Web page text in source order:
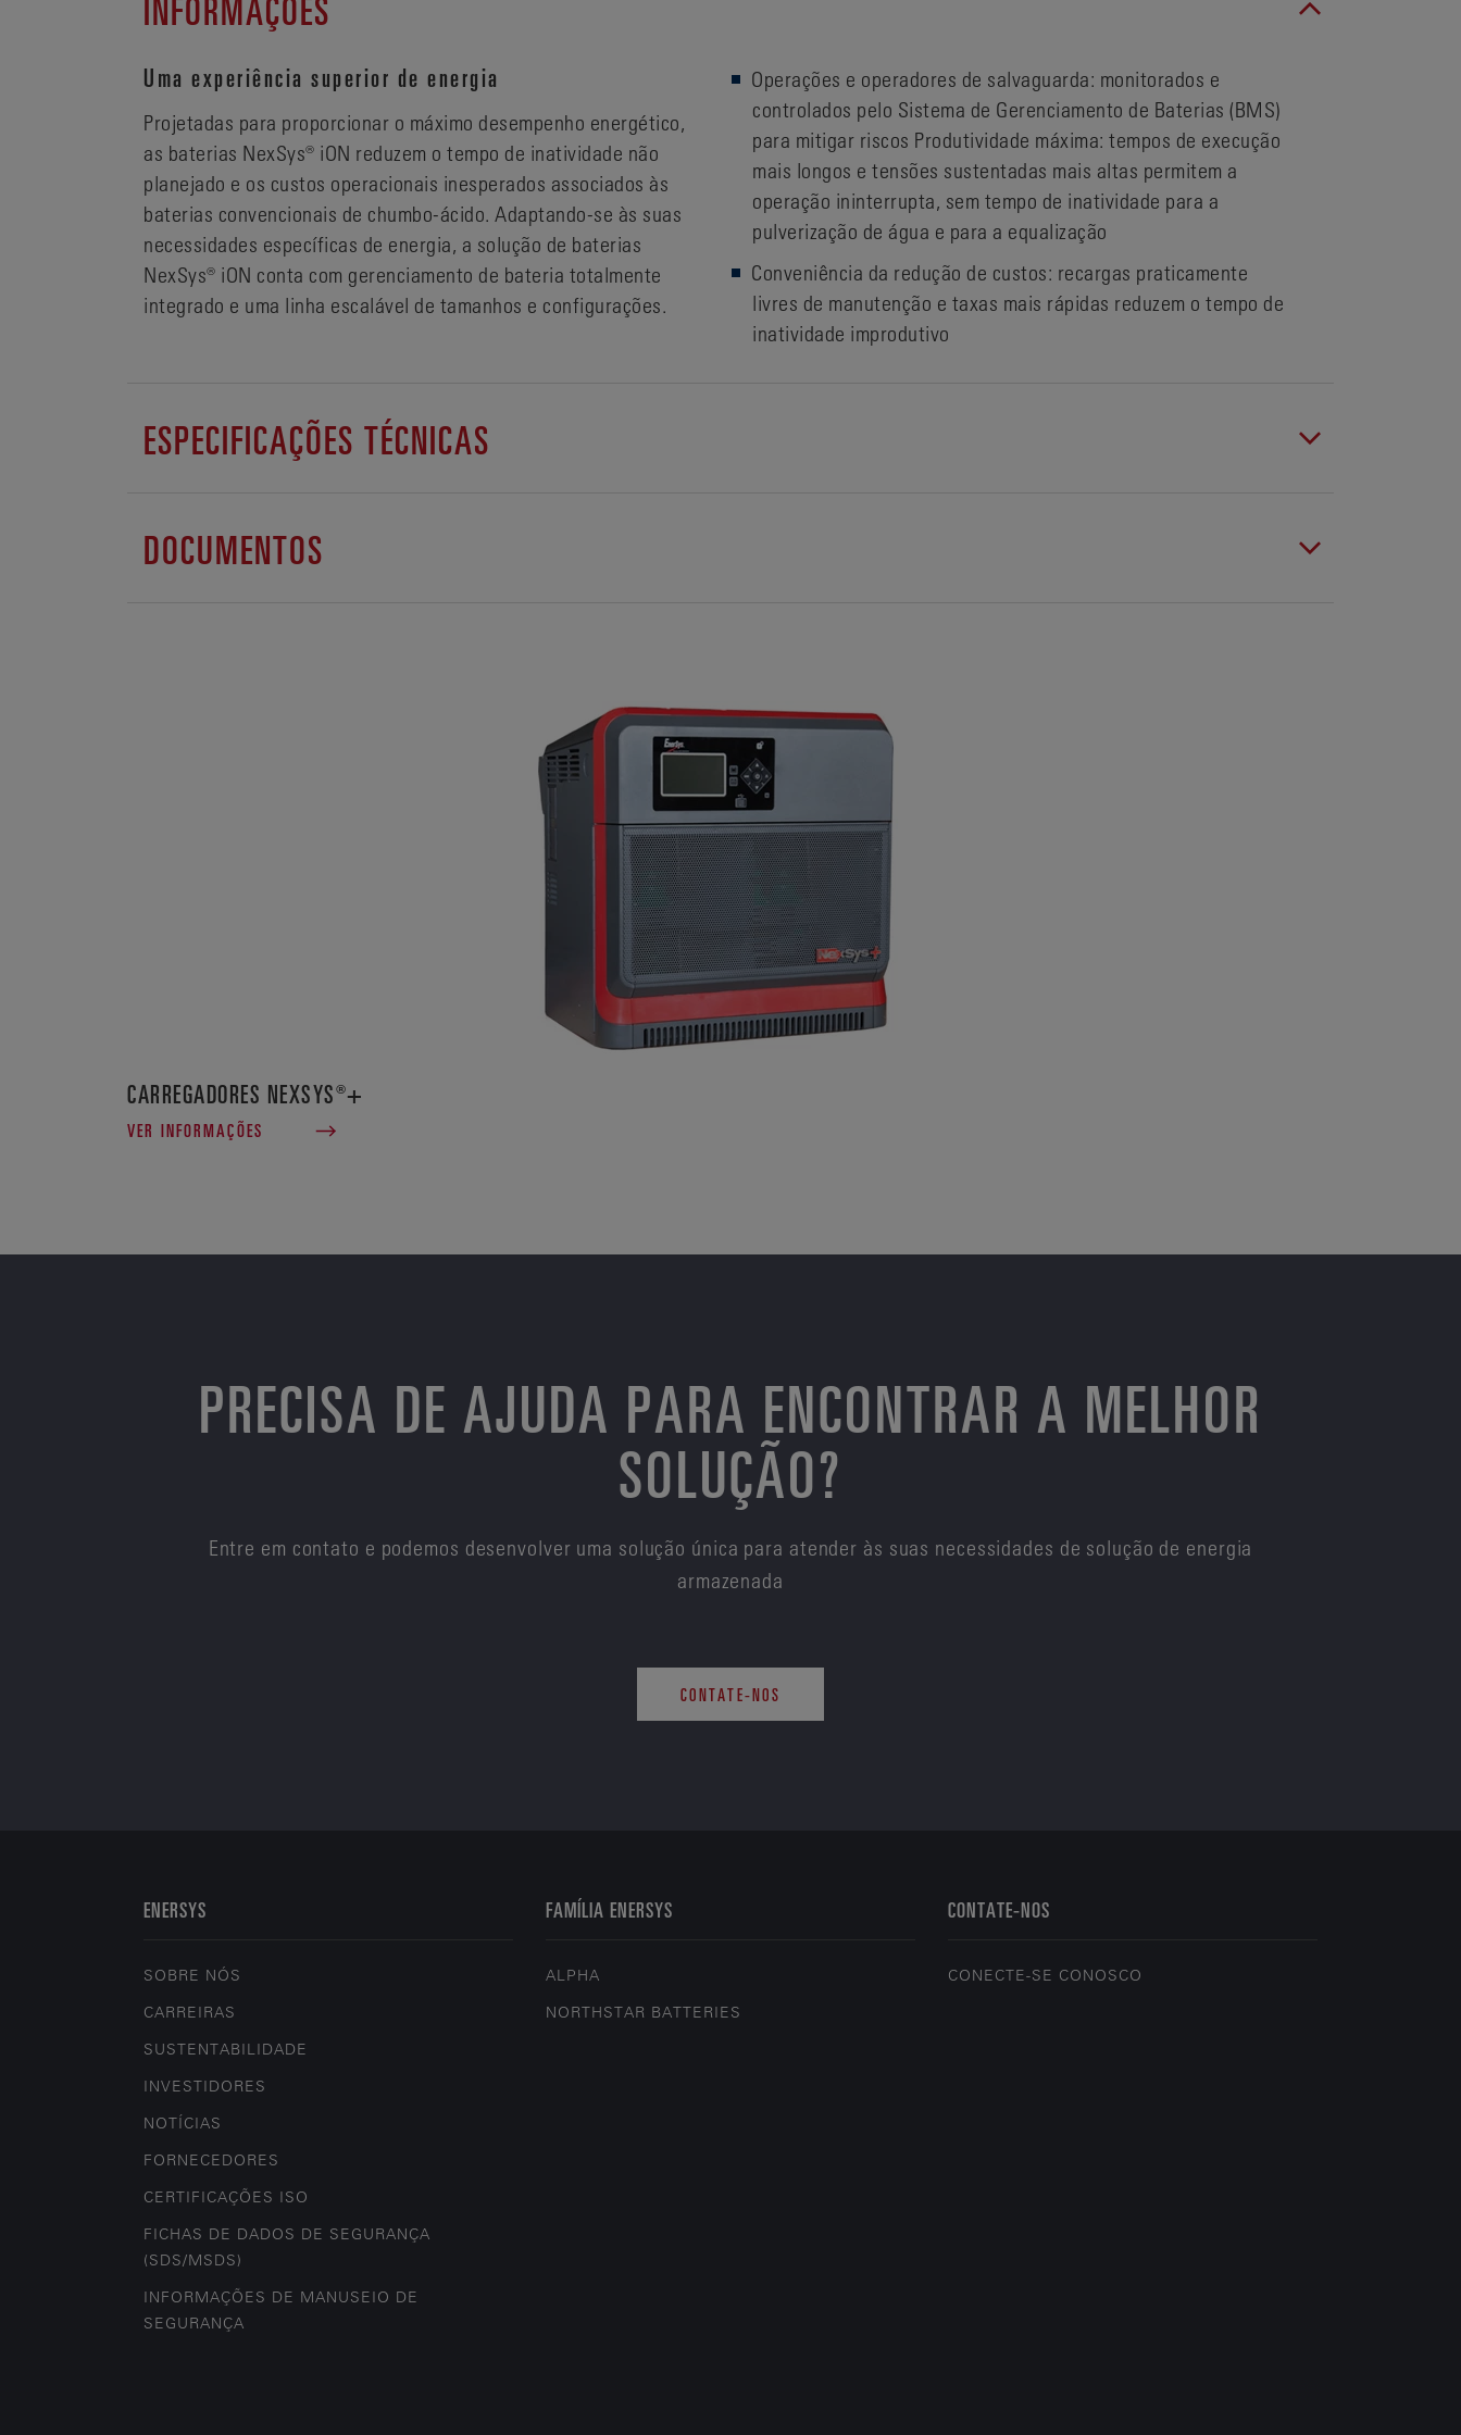
Uma experiência superior de energia
Projetadas para proporcionar o máximo desempenho energético,
as baterias NexSys® iON reduzem o tempo de inatividade não
planejado e os custos operacionais inesperados associados às
baterias convencionais de chumbo-ácido. Adaptando-se às suas
necessidades específicas de energia, a solução de baterias
NexSys® iON conta com gerenciamento de bateria totalmente
integrado e uma linha escalável de tamanhos e configurações.
Operações e operadores de salvaguarda: monitorados e
controlados pelo Sistema de Gerenciamento de Baterias (BMS)
para mitigar riscos Produtividade máxima: tempos de execução
mais longos e tensões sustentadas mais altas permitem a
operação ininterrupta, sem tempo de inatividade para a
pulverização de água e para a equalização
Conveniência da redução de custos: recargas praticamente
livres de manutenção e taxas mais rápidas reduzem o tempo de
inatividade improdutivo
ESPECIFICAÇÕES TÉCNICAS
DOCUMENTOS
CARREGADORES NEXSYS®+
VER INFORMAÇÕES
PRECISA DE AJUDA PARA ENCONTRAR A MELHOR
SOLUÇÃO?
Entre em contato e podemos desenvolver uma solução única para atender às suas necessidades de solução de energia
armazenada
CONTATE-NOS
ENERSYS
SOBRE NÓS
CARREIRAS
SUSTENTABILIDADE
INVESTIDORES
NOTÍCIAS
FORNECEDORES
CERTIFICAÇÕES ISO
FICHAS DE DADOS DE SEGURANÇA
(SDS/MSDS)
INFORMAÇÕES DE MANUSEIO DE
SEGURANÇA
FAMÍLIA ENERSYS
ALPHA
NORTHSTAR BATTERIES
CONTATE-NOS
CONECTE-SE CONOSCO